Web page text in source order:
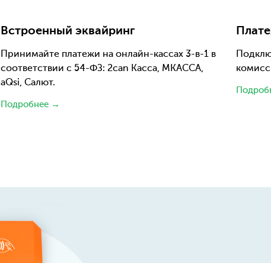
Встроенный эквайринг
Принимайте платежи на онлайн-кассах 3-в-1 в
соответствии с 54-ФЗ: 2can Касса, МКАССА,
aQsi, Салют.
Подробнее →